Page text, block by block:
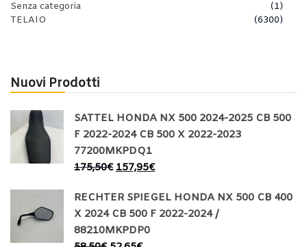
Senza categoria
(1)
TELAIO
(6300)
Nuovi Prodotti
SATTEL HONDA NX 500 2024-2025 CB 500
F 2022-2024 CB 500 X 2022-2023
77200MKPDQ1
175,50€ 157,95€
RECHTER SPIEGEL HONDA NX 500 CB 400
X 2024 CB 500 F 2022-2024 /
88210MKPDP0